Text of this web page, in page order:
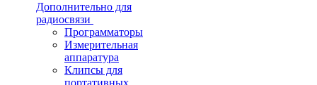
Дополнительно для
радиосвязи
Программаторы
Измерительная
аппаратура
Клипсы для
портативных